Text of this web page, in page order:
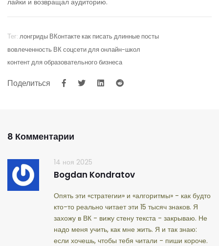
Тег: лонгриды ВКонтакте как писать длинные посты
вовлеченность ВКсоцсети для онлайн-школ
контент для образовательного бизнеса
Поделиться
8 Комментарии
14 ноя 2025
Bogdan Kondratov
Опять эти «стратегии» и «алгоритмы» - как будто
кто-то реально читает эти 15 тысяч знаков. Я
захожу в ВК - вижу стену текста - закрываю. Не
надо меня учить, как мне жить. Я и так знаю:
если хочешь, чтобы тебя читали - пиши короче.